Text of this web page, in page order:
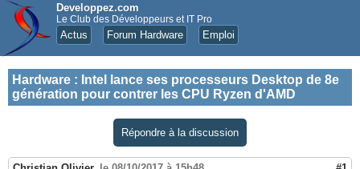
Developpez.com
Le Club des Développeurs et IT Pro
Actus Forum Hardware Emploi
Hardware : Intel lance ses processeurs Desktop de 8e
génération pour contrer les CPU Ryzen d'AMD
Répondre à la discussion